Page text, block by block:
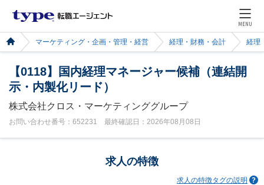
MENU
マーケティング・企画・管理・経営 経理・財務・会計 経理
【0118】国内経理マネージャー候補（連結開
示・内製化リード）
株式会社クロス・マーケティンググループ
お問い合わせ番号：652231 最終確認日：2026年08月08日
求人の特徴
求人の特徴タグの説明